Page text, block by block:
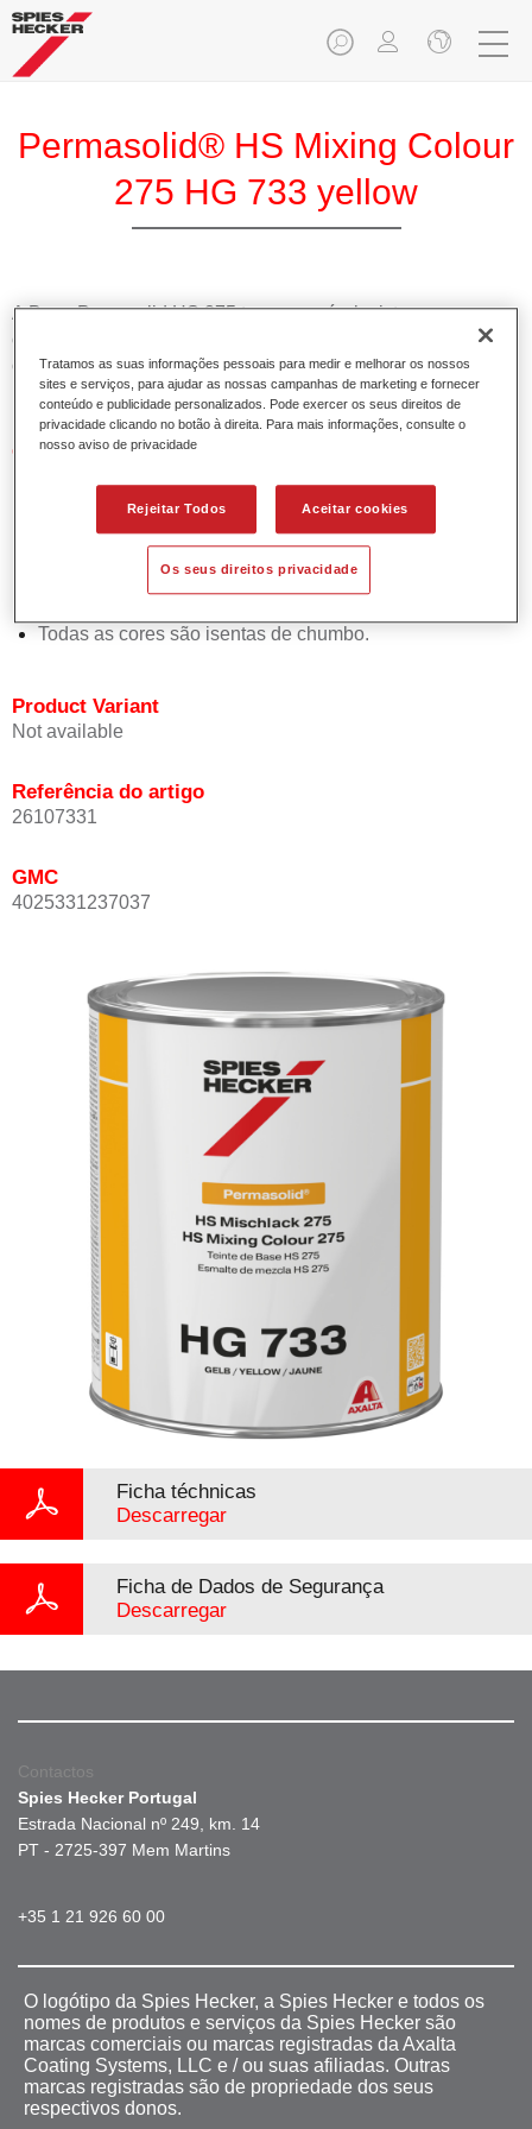
Permasolid® HS Mixing Colour
275 HG 733 yellow
A Base Pemasolid HS 275 torna possível misturar as cores
com o Permasolid HS Esmalte 275 de alta qualidade para
criar todas as cores lisas para a repintura de veículos de
passageiros.
Características do produto
de 1.5 demãos.
Promove tempos de secagem curtos.
Proporciona elevada opacidade.
Oferece uma excelente resistência do acabamento.
Todas as cores são isentas de chumbo.
Product Variant
Not available
Referência do artigo
26107331
GMC
4025331237037
Ficha téchnicas
Descarregar
Ficha de Dados de Segurança
Descarregar
Contactos
Spies Hecker Portugal
Estrada Nacional nº 249, km. 14
PT - 2725-397 Mem Martins
+35 1 21 926 60 00
O logótipo da Spies Hecker, a Spies Hecker e todos os
nomes de produtos e serviços da Spies Hecker são
marcas comerciais ou marcas registradas da Axalta
Coating Systems, LLC e / ou suas afiliadas. Outras
marcas registradas são de propriedade dos seus
respectivos donos.
Tratamos as suas informações pessoais para medir e melhorar os nossos
sites e serviços, para ajudar as nossas campanhas de marketing e fornecer
conteúdo e publicidade personalizados. Pode exercer os seus direitos de
privacidade clicando no botão à direita. Para mais informações, consulte o
nosso aviso de privacidade
Rejeitar Todos Aceitar cookies
Os seus direitos privacidade